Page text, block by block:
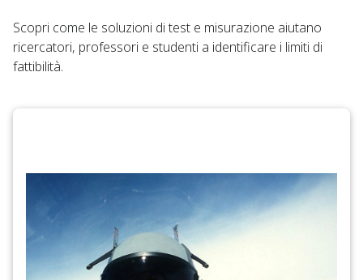
Scopri come le soluzioni di test e misurazione aiutano
ricercatori, professori e studenti a identificare i limiti di
fattibilità.